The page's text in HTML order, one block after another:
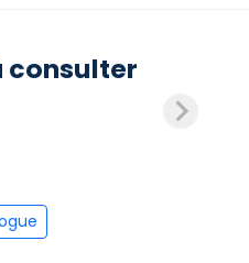
consulter